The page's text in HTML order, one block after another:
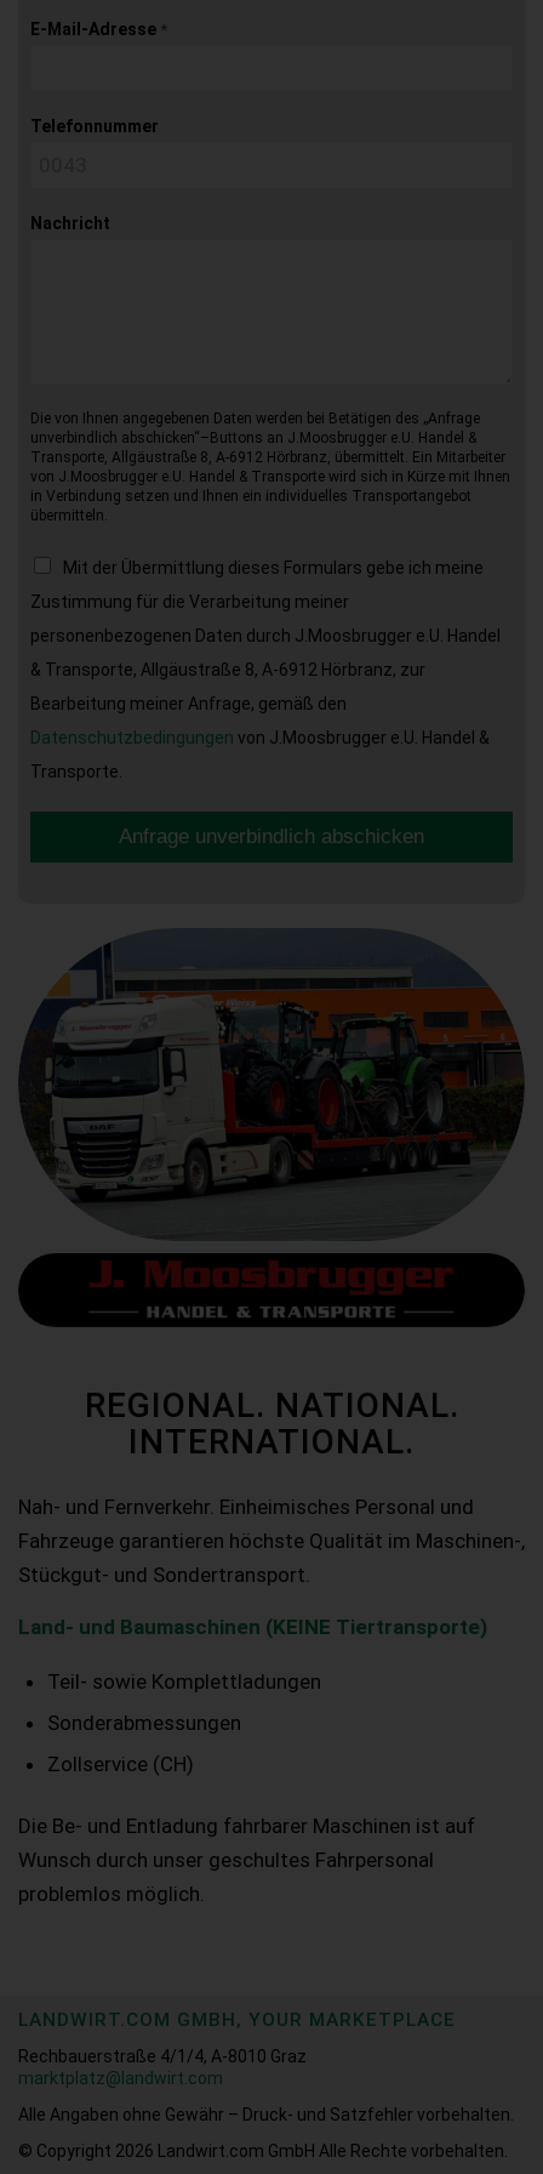
E-Mail-Adresse *
Telefonnummer
Nachricht
Die von Ihnen angegebenen Daten werden bei Betätigen des „Anfrage
unverbindlich abschicken“–Buttons an J.Moosbrugger e.U. Handel &
Transporte, Allgäustraße 8, A-6912 Hörbranz, übermittelt. Ein Mitarbeiter
von J.Moosbrugger e.U. Handel & Transporte wird sich in Kürze mit Ihnen
in Verbindung setzen und Ihnen ein individuelles Transportangebot
übermitteln.
Mit der Übermittlung dieses Formulars gebe ich meine
Zustimmung für die Verarbeitung meiner
personenbezogenen Daten durch J.Moosbrugger e.U. Handel
& Transporte, Allgäustraße 8, A-6912 Hörbranz, zur
Bearbeitung meiner Anfrage, gemäß den
Datenschutzbedingungen von J.Moosbrugger e.U. Handel &
Transporte.
Anfrage unverbindlich abschicken
REGIONAL. NATIONAL.
INTERNATIONAL.
Nah- und Fernverkehr. Einheimisches Personal und
Fahrzeuge garantieren höchste Qualität im Maschinen-,
Stückgut- und Sondertransport.
Land- und Baumaschinen (KEINE Tiertransporte)
Teil- sowie Komplettladungen
Sonderabmessungen
Zollservice (CH)
Die Be- und Entladung fahrbarer Maschinen ist auf
Wunsch durch unser geschultes Fahrpersonal
problemlos möglich.
LANDWIRT.COM GMBH, YOUR MARKETPLACE
Rechbauerstraße 4/1/4, A-8010 Graz
marktplatz@landwirt.com
Alle Angaben ohne Gewähr – Druck- und Satzfehler vorbehalten.
© Copyright 2026
Landwirt.com GmbH Alle Rechte vorbehalten.